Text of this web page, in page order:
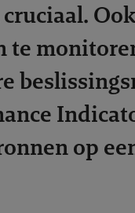
te
op